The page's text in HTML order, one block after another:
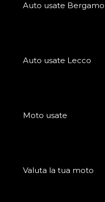
Auto usate Bergamo
Auto usate Lecco
Moto usate
Valuta la tua moto